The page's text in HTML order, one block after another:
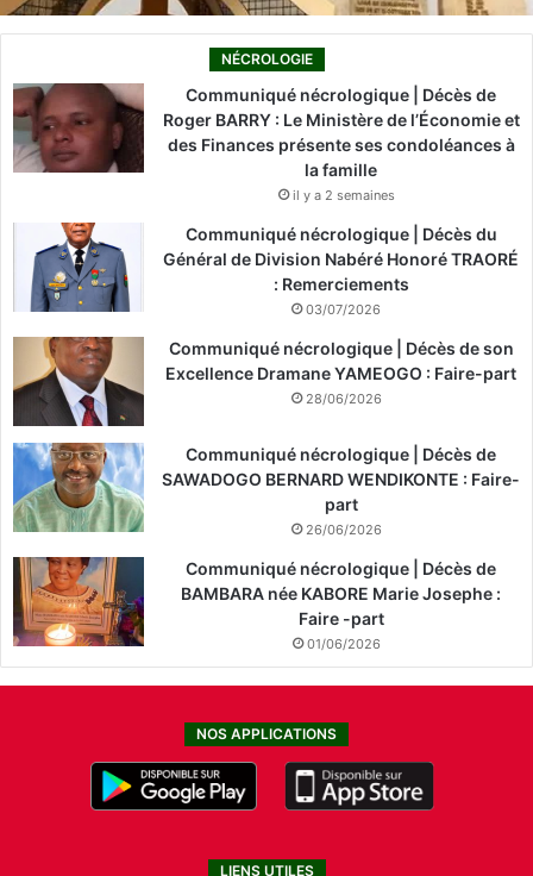
NÉCROLOGIE
Communiqué nécrologique | Décès de
Roger BARRY : Le Ministère de l’Économie et
des Finances présente ses condoléances à
la famille
il y a 2 semaines
Communiqué nécrologique | Décès du
Général de Division Nabéré Honoré TRAORÉ
: Remerciements
03/07/2026
Communiqué nécrologique | Décès de son
Excellence Dramane YAMEOGO : Faire-part
28/06/2026
Communiqué nécrologique | Décès de
SAWADOGO BERNARD WENDIKONTE : Faire-
part
26/06/2026
Communiqué nécrologique | Décès de
BAMBARA née KABORE Marie Josephe :
Faire -part
01/06/2026
NOS APPLICATIONS
LIENS UTILES